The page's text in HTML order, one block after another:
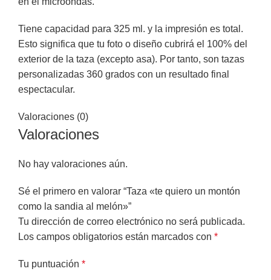
Tiene capacidad para 325 ml. y la impresión es total.
Esto significa que tu foto o diseño cubrirá el 100% del
exterior de la taza (excepto asa). Por tanto, son tazas
personalizadas 360 grados con un resultado final
espectacular.
Valoraciones (0)
Valoraciones
No hay valoraciones aún.
Sé el primero en valorar “Taza «te quiero un montón
como la sandia al melón»”
Tu dirección de correo electrónico no será publicada.
Los campos obligatorios están marcados con *
Tu puntuación *